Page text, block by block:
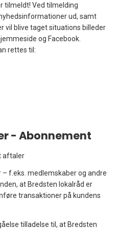
tilmeldt! Ved tilmelding
ud, samt
vil blive taget situations billeder
og Facebook.
rettes til:
- Abonnement
aftaler
f.eks. medlemskaber og andre
at Bredsten lokalråd er
transaktioner på kundens
tilladelse til, at Bredsten